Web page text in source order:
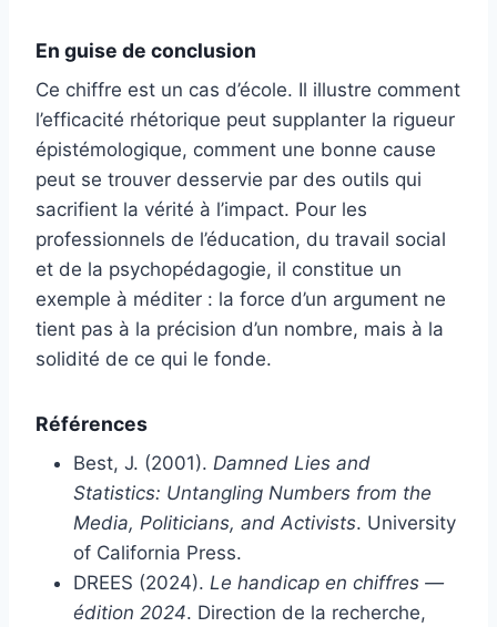
En guise de conclusion
Ce chiffre est un cas d’école. Il illustre comment
l’efficacité rhétorique peut supplanter la rigueur
épistémologique, comment une bonne cause
peut se trouver desservie par des outils qui
sacrifient la vérité à l’impact. Pour les
professionnels de l’éducation, du travail social
et de la psychopédagogie, il constitue un
exemple à méditer : la force d’un argument ne
tient pas à la précision d’un nombre, mais à la
solidité de ce qui le fonde.
Références
Best, J. (2001). Damned Lies and
Statistics: Untangling Numbers from the
Media, Politicians, and Activists. University
of California Press.
DREES (2024). Le handicap en chiffres —
édition 2024. Direction de la recherche,